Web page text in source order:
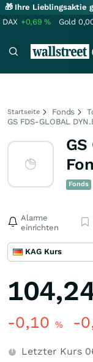
🎁 Ihre Lieblingsaktie
DAX +0,69% Gold
Startseite Fonds
GS FDS-GLOBAL
GS
Fonds
Alarme
einrichten
KAG Kurs
-0,10 % -
Letzter Kurs